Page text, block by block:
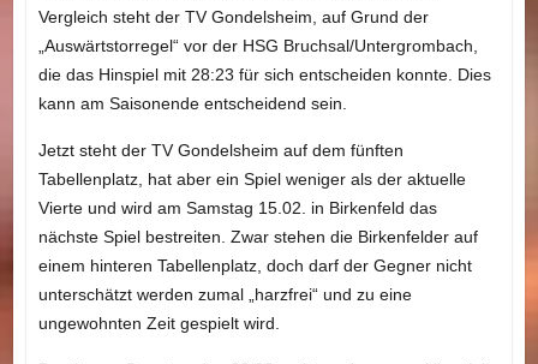
Vergleich steht der TV Gondelsheim, auf Grund der
„Auswärtstorregel“ vor der HSG Bruchsal/Untergrombach,
die das Hinspiel mit 28:23 für sich entscheiden konnte. Dies
kann am Saisonende entscheidend sein.
Jetzt steht der TV Gondelsheim auf dem fünften
Tabellenplatz, hat aber ein Spiel weniger als der aktuelle
Vierte und wird am Samstag 15.02. in Birkenfeld das
nächste Spiel bestreiten. Zwar stehen die Birkenfelder auf
einem hinteren Tabellenplatz, doch darf der Gegner nicht
unterschätzt werden zumal „harzfrei“ und zu eine
ungewohnten Zeit gespielt wird.